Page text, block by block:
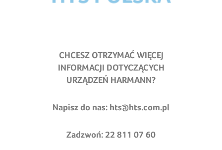
CHCESZ OTRZYMAĆ WIĘCEJ
INFORMACJI DOTYCZĄCYCH
URZĄDZEŃ HARMANN?
Napisz do nas: hts@hts.com.pl
Zadzwoń: 22 811 07 60